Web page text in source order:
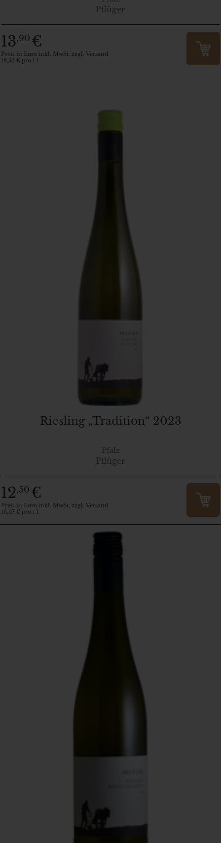
Pflüger
13,90 €
Preis in Euro inkl. MwSt. zzgl. Versand
18,53 € pro 1 l
Riesling „Tradition“ 2023
Pfalz
Pflüger
12,50 €
Preis in Euro inkl. MwSt. zzgl. Versand
16,67 € pro 1 l